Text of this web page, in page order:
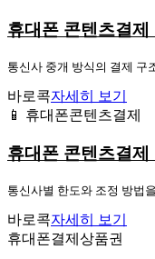
휴대폰 콘텐츠결제
통신사 중개 방식의 결제 구
바로콕자세히 보기
📱 휴대폰콘텐츠결제
휴대폰 콘텐츠결제
통신사별 한도와 조정 방법
바로콕자세히 보기
휴대폰결제상품권